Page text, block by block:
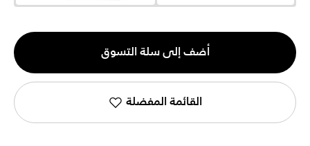
الكمية
1
أضف إلى سلة التسوق
القائمة المفضلة